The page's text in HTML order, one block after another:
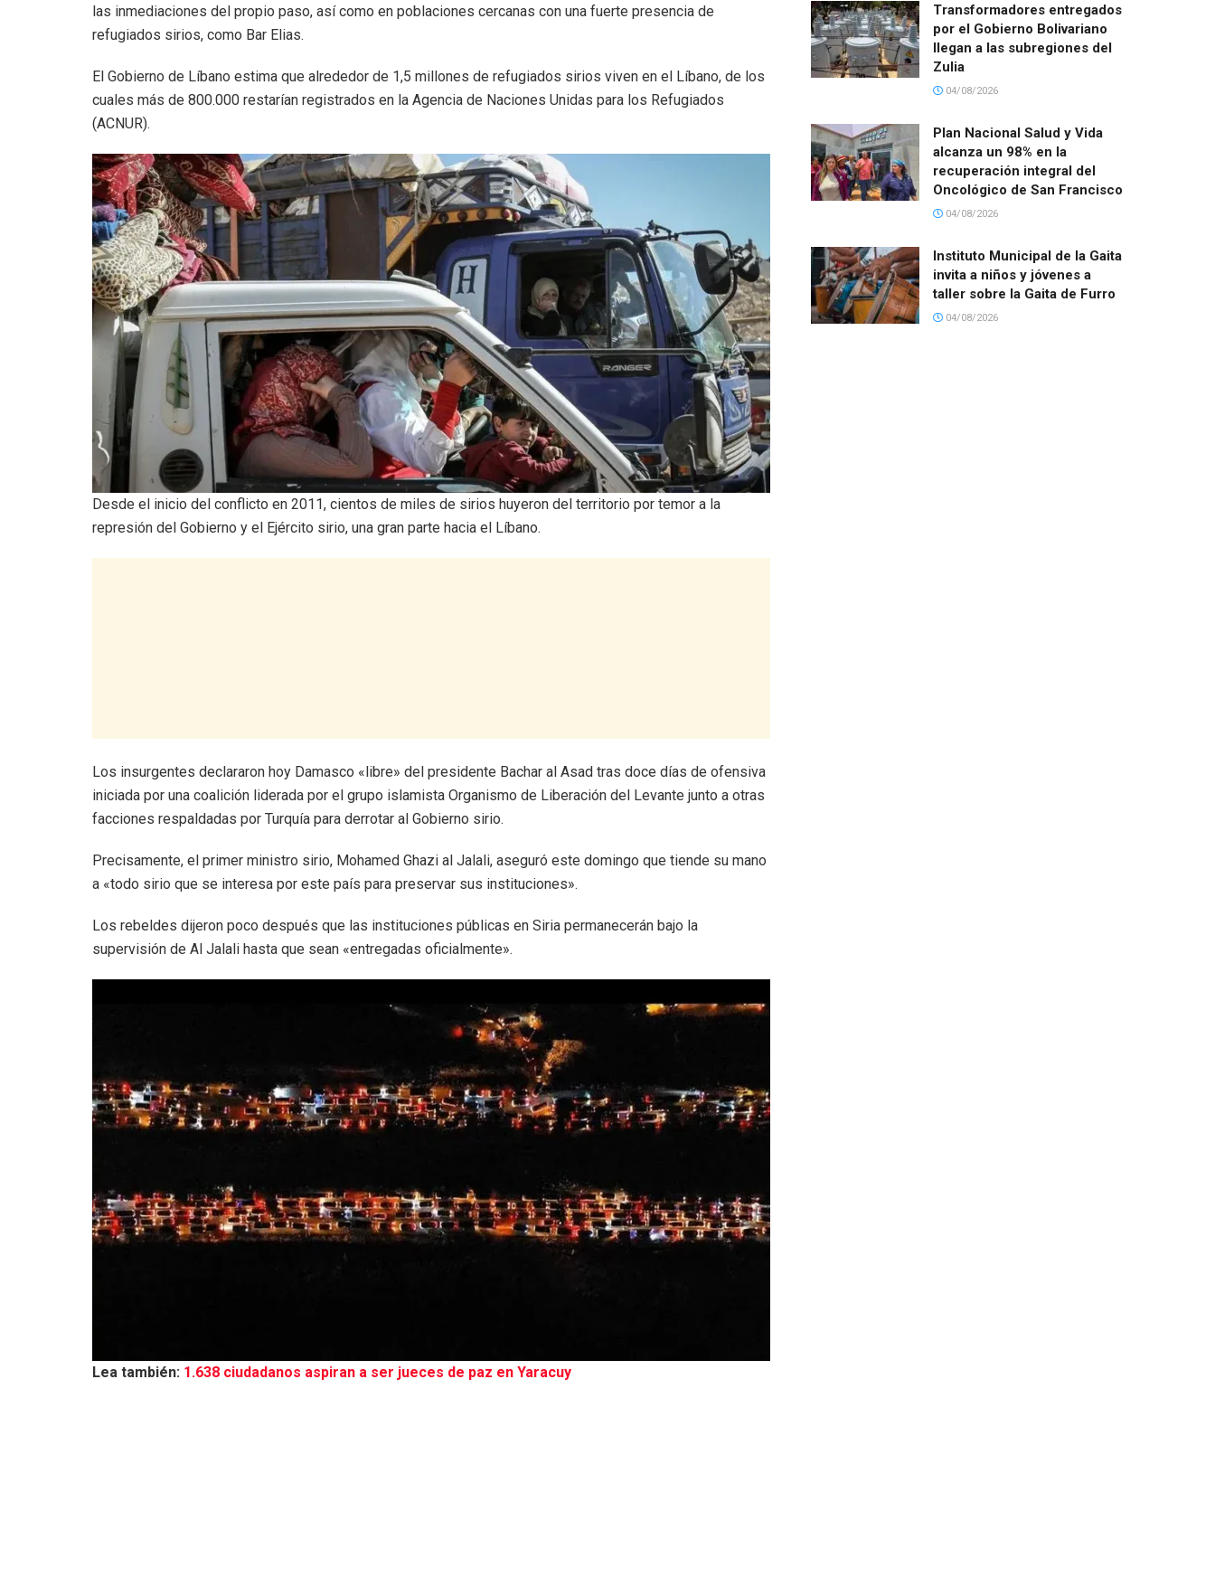
las inmediaciones del propio paso, así como en poblaciones cercanas con una fuerte presencia de
refugiados sirios, como Bar Elias.
El Gobierno de Líbano estima que alrededor de 1,5 millones de refugiados sirios viven en el Líbano, de los
cuales más de 800.000 restarían registrados en la Agencia de Naciones Unidas para los Refugiados
(ACNUR).
Desde el inicio del conflicto en 2011, cientos de miles de sirios huyeron del territorio por temor a la
represión del Gobierno y el Ejército sirio, una gran parte hacia el Líbano.
Los insurgentes declararon hoy Damasco «libre» del presidente Bachar al Asad tras doce días de ofensiva
iniciada por una coalición liderada por el grupo islamista Organismo de Liberación del Levante junto a otras
facciones respaldadas por Turquía para derrotar al Gobierno sirio.
Precisamente, el primer ministro sirio, Mohamed Ghazi al Jalali, aseguró este domingo que tiende su mano
a «todo sirio que se interesa por este país para preservar sus instituciones».
Los rebeldes dijeron poco después que las instituciones públicas en Siria permanecerán bajo la
supervisión de Al Jalali hasta que sean «entregadas oficialmente».
Lea también: 1.638 ciudadanos aspiran a ser jueces de paz en Yaracuy
Transformadores entregados
por el Gobierno Bolivariano
llegan a las subregiones del
Zulia
04/08/2026
Plan Nacional Salud y Vida
alcanza un 98% en la
recuperación integral del
Oncológico de San Francisco
04/08/2026
Instituto Municipal de la Gaita
invita a niños y jóvenes a
taller sobre la Gaita de Furro
04/08/2026